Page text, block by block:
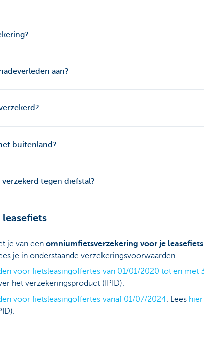
aan?
buitenland?
verzekerd tegen diefstal?
je van een omniumfietsverzekering voor je
je in onderstaande verzekeringsvoorwaarden.
voor fietsleasingoffertes van 01/01/2020 tot en met
het verzekeringsproduct (IPID).
voor fietsleasingoffertes vanaf 01/07/2024 . Lees hier